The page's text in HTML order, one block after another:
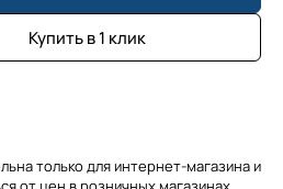
Купить в 1 клик
только для интернет-магазина и